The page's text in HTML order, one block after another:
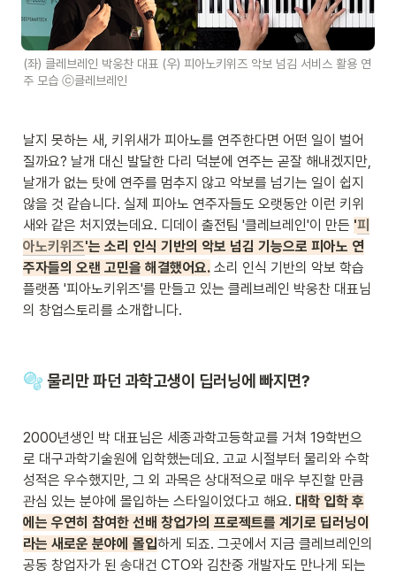
(좌) 클레브레인 박웅찬 대표 (우) 피아노키위즈 악보 넘김 서비스 활용 연
주 모습 ⓒ클레브레인
날지 못하는 새, 키위새가 피아노를 연주한다면 어떤 일이 벌어
질까요? 날개 대신 발달한 다리 덕분에 연주는 곧잘 해내겠지만,
날개가 없는 탓에 연주를 멈추지 않고 악보를 넘기는 일이 쉽지
않을 것 같습니다. 실제 피아노 연주자들도 오랫동안 이런 키위
새와 같은 처지였는데요. 디데이 출전팀 '클레브레인'이 만든 '피
아노키위즈'는 소리 인식 기반의 악보 넘김 기능으로 피아노 연
주자들의 오랜 고민을 해결했어요. 소리 인식 기반의 악보 학습
플랫폼 '피아노키위즈'를 만들고 있는 클레브레인 박웅찬 대표님
의 창업스토리를 소개합니다.
🫧 물리만 파던 과학고생이 딥러닝에 빠지면?
2000년생인 박 대표님은 세종과학고등학교를 거쳐 19학번으
로 대구과학기술원에 입학했는데요. 고교 시절부터 물리와 수학
성적은 우수했지만, 그 외 과목은 상대적으로 매우 부진할 만큼
관심 있는 분야에 몰입하는 스타일이었다고 해요. 대학 입학 후
에는 우연히 참여한 선배 창업가의 프로젝트를 계기로 딥러닝이
라는 새로운 분야에 몰입하게 되죠. 그곳에서 지금 클레브레인의
공동 창업자가 된 송대건 CTO와 김찬중 개발자도 만나게 되는